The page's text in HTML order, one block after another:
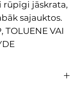
rūpīgi jāskrata,
sajauktos.
TOLUENE VAI